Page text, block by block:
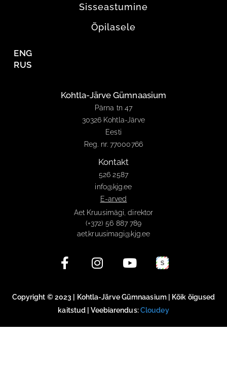
Sisseastumine
Õpilasele
ENG
RUS
Kohtla-Järve Gümnaasium
Pärna tn 47
30326 Kohtla-Järve
Eesti
Reg. nr. 77000766
Kontakt
526 2587
info@kjg.ee
E-arved
Aet Kruusimägi, direktor
(+372) 56 887 789
aet.kruusimagi@kjg.ee
Copyright © 2023 | Kohtla-Järve Gümnaasium | Kõik õigused
kaitstud | Veebiarendus:Cloudey